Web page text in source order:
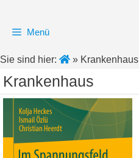
Menü
Sie sind hier: » Krankenhaus
Krankenhaus